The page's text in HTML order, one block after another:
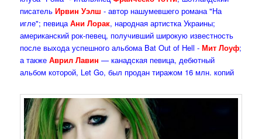
писательИрвин Уэлш - автор нашумевшего романа "На
игле"; певицаАни Лорак, народная артистка Украины;
американский рок-певец, получивший широкую известность
после выхода успешного альбома Bat Out of Hell -Мит Лоуф;
а такжеАврил Лавин — канадская певица, дебютный
альбом которой, Let Go, был продан тиражом 16 млн. копий